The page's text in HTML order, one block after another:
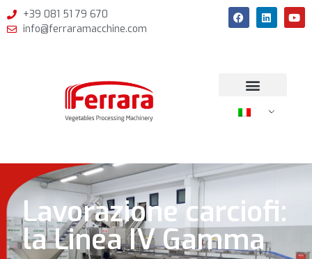
+39 081 51 79 670
info@ferraramacchine.com
Lavorazione carciofi:
la Linea IV Gamma